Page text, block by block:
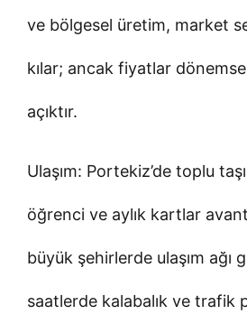
ve bölgesel üretim, market
kılar; ancak fiyatlar
açıktır.
Ulaşım: Portekiz’de toplu
öğrenci ve aylık kartlar
büyük şehirlerde ulaşım ağı
saatlerde kalabalık ve trafik